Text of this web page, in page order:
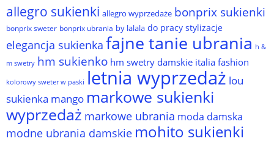
allegro sukienki allegro wyprzedaże bonprix sukienki
bonprix sweter bonprix ubrania by lalala do pracy stylizacje
elegancja sukienka fajne tanie ubrania h &
m swetry hm sukienko hm swetry damskie italia fashion
kolorowy sweter w paski letnia wyprzedaż lou
sukienka mango markowe sukienki
wyprzedaż markowe ubrania moda damska
modne ubrania damskie mohito sukienki